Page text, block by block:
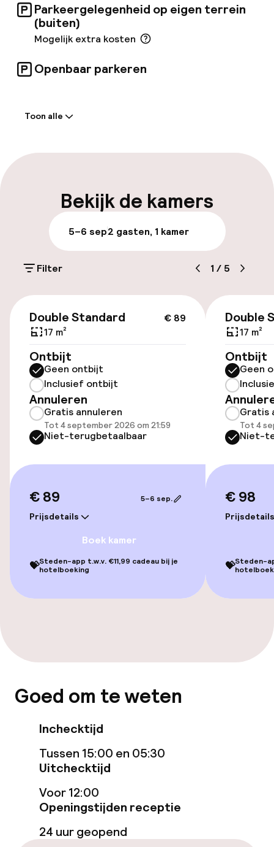
Parkeergelegenheid op eigen terrein
(buiten)
Mogelijk extra kosten
Openbaar parkeren
Self-service inchecken (kiosk)
Bagageruimte
Parkeren & mobiliteit
(buiten)
Mogelijk extra kosten
Fietsverhuur
Toegankelijkheid
Overal rolstoeltoegankelijk
Entertainment
Gratis wifi
Eet- en drinkgelegenheden
Schoonmaakvoorzieningen
Zakelijke faciliteiten
Vergaderruimte
Beleid
Toon alle
Bekijk de kamers
5–6 sep2 gasten, 1 kamer
Filter 1 / 5
€ 89
Double Standard
17 m²
Ontbijt
Geen ontbijt
Inclusief ontbijt
Annuleren
Gratis annuleren
Tot 4 september 2026 om 21:59
Niet-terugbetaalbaar
€ 89
Prijsdetails
5–6 sep.
Boek kamer
💝Steden-app t.w.v. €11,99 cadeau bij je
hotelboeking
Double
17 m²
Ontbijt
Geen
Gratis
Tot 4
Niet-
€ 98
Prijsdetails
💝Steden-
Goed om te weten
Inchecktijd
Tussen 15:00 en 05:30
Uitchecktijd
Voor 12:00
Openingstijden receptie
24 uur geopend